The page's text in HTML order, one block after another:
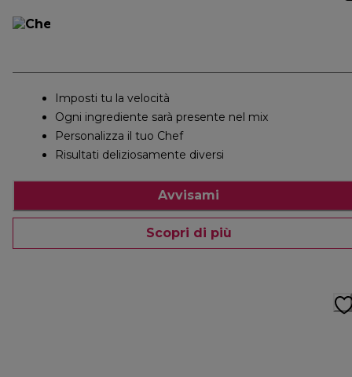
Imposti tu la velocità
Ogni ingrediente sarà presente nel mix
Personalizza il tuo Chef
Risultati deliziosamente diversi
Avvisami
Scopri di più